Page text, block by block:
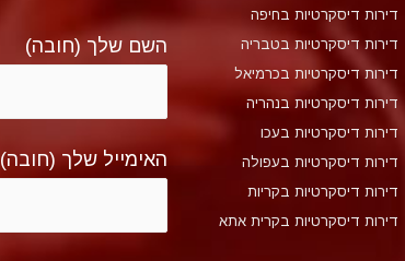
דירות דיסקרטיות בחיפה
דירות דיסקרטיות בטבריה
דירות דיסקרטיות בכרמיאל
דירות דיסקרטיות בנהריה
דירות דיסקרטיות בעכו
דירות דיסקרטיות בעפולה
דירות דיסקרטיות בקריות
דירות דיסקרטיות בקרית אתא
השם שלך (חובה)
האימייל שלך (חובה)